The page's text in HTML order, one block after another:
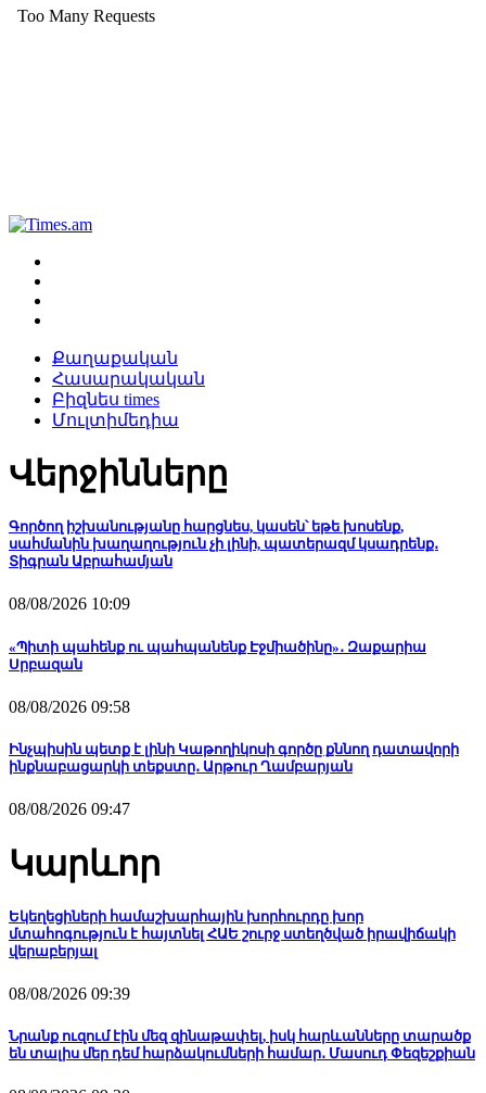
Քաղաքական
Հասարակական
Բիզնես times
Մուլտիմեդիա
Վերջինները
Գործող իշխանությանը հարցնես, կասեն՝ եթե խոսենք,
սահմանին խաղաղություն չի լինի, պատերազմ կսադրենք․
Տիգրան Աբրահամյան
08/08/2026 10:09
«Պիտի պահենք ու պահպանենք Էջմիածինը»․ Զաքարիա
Սրբազան
08/08/2026 09:58
Ինչպիսին պետք է լինի Կաթողիկոսի գործը քննող դատավորի
ինքնաբացարկի տեքստը․ Արթուր Ղամբարյան
08/08/2026 09:47
Կարևոր
Եկեղեցիների համաշխարհային խորհուրդը խոր
մտահոգություն է հայտնել ՀԱԵ շուրջ ստեղծված իրավիճակի
վերաբերյալ
08/08/2026 09:39
Նրանք ուզում էին մեզ զինաթափել, իսկ հարևանները տարածք
են տալիս մեր դեմ հարձակումների համար․ Մասուդ Փեզեշքիան